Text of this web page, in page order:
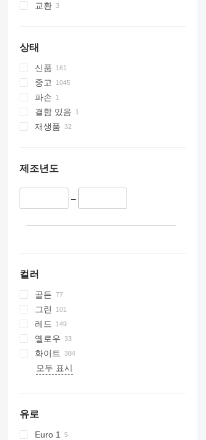
교환
상태
신품
중고
파손
결함 있음
재생품
제조년도
–
컬러
골든
그린
레드
옐로우
화이트
모두 표시
유로
Euro 1